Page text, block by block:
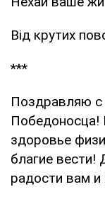
Від крутих
***
Поздравляю с
Победоносца!
здоровье
благие вести!
радости вам